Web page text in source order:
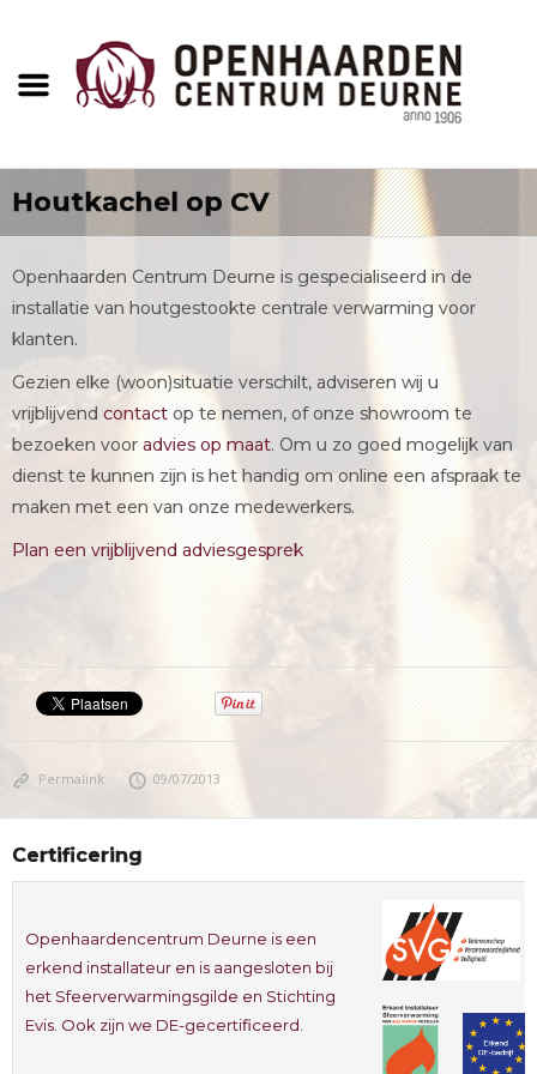
Houtkachel op CV
Openhaarden Centrum Deurne is gespecialiseerd in de
installatie van houtgestookte centrale verwarming voor
klanten.
Gezien elke (woon)situatie verschilt, adviseren wij u
vrijblijvend contact op te nemen, of onze showroom te
bezoeken voor advies op maat. Om u zo goed mogelijk van
dienst te kunnen zijn is het handig om online een afspraak te
maken met een van onze medewerkers.
Plan een vrijblijvend adviesgesprek
Permalink 09/07/2013
Certificering
Openhaardencentrum Deurne is een
erkend installateur en is aangesloten bij
het Sfeerverwarmingsgilde en Stichting
Evis. Ook zijn we DE-gecertificeerd.